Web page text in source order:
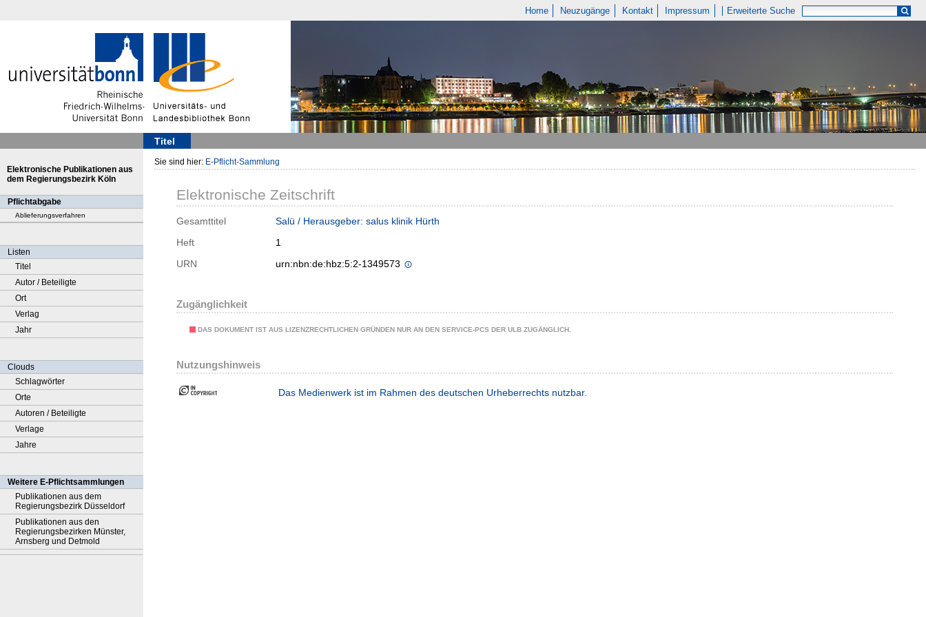
Home Neuzugänge Kontakt Impressum Erweiterte Suche
Titel
Elektronische Publikationen aus
dem Regierungsbezirk Köln
Pflichtabgabe
Ablieferungsverfahren
Listen
Titel
Autor / Beteiligte
Ort
Verlag
Jahr
Clouds
Schlagwörter
Orte
Autoren / Beteiligte
Verlage
Jahre
Weitere E-Pflichtsammlungen
Publikationen aus dem
Regierungsbezirk Düsseldorf
Publikationen aus den
Regierungsbezirken Münster,
Arnsberg und Detmold
Sie sind hier: E-Pflicht-Sammlung
Elektronische Zeitschrift
Gesamttitel
Salü / Herausgeber: salus klinik Hürth
Heft
1
URN
urn:nbn:de:hbz:5:2-1349573
Zugänglichkeit
DAS DOKUMENT IST AUS LIZENZRECHTLICHEN GRÜNDEN NUR AN DEN SERVICE-PCS DER ULB ZUGÄNGLICH.
Nutzungshinweis
Das Medienwerk ist im Rahmen des deutschen Urheberrechts nutzbar.